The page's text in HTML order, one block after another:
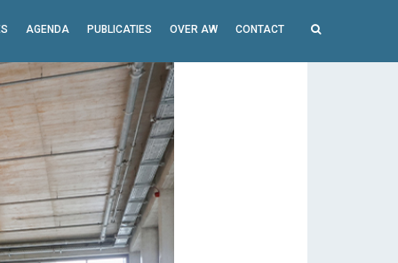
AGENDA PUBLICATIES OVER AW CONTACT